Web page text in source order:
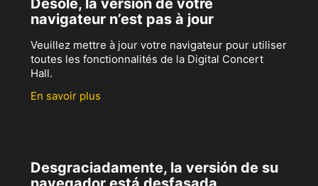
Désolé, la version de votre
navigateur n’est pas à jour
Veuillez mettre à jour votre navigateur pour utiliser
toutes les fonctionnalités de la Digital Concert
Hall.
En savoir plus
Desgraciadamente, la versión de su